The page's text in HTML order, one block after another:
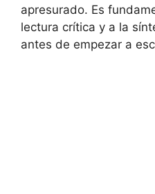
apresurado. Es
lectura crítica y a la
antes de empezar a